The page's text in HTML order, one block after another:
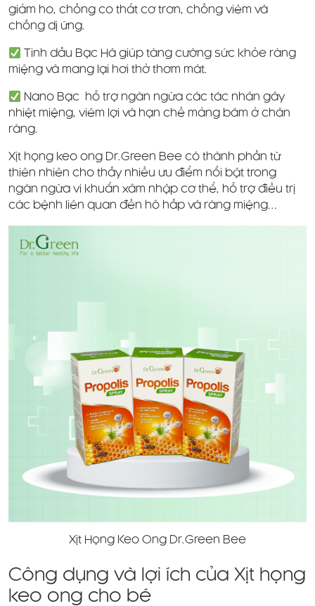
giảm ho, chống co thắt cơ trơn, chống viêm và
chống dị ứng.
Tinh dầu Bạc Hà giúp tăng cường sức khỏe răng
miệng và mang lại hơi thở thơm mát.
Nano Bạc hỗ trợ ngăn ngừa các tác nhân gây
nhiệt miệng, viêm lợi và hạn chế mảng bám ở chân
răng.
Xịt họng keo ong Dr.Green Bee có thành phần từ
thiên nhiên cho thấy nhiều ưu điểm nổi bật trong
ngăn ngừa vi khuẩn xâm nhập cơ thể, hỗ trợ điều trị
các bệnh liên quan đến hô hấp và răng miệng…
Xịt Họng Keo Ong Dr.Green Bee
Công dụng và lợi ích của Xịt họng
keo ong cho bé